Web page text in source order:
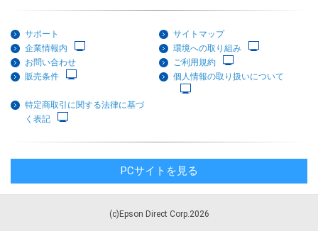
サポート
サイトマップ
企業情報内
環境への取り組み
お問い合わせ
ご利用規約
販売条件
個人情報の取り扱いについて
特定商取引に関する法律に基づ
く表記
PCサイトを見る
(c)Epson Direct Corp.2026